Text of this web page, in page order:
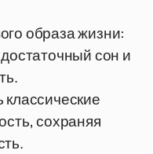
образа жизни:
сон и
сохраняя